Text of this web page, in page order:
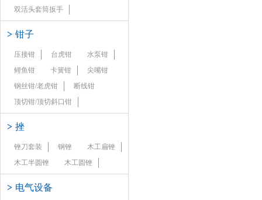
双活头套筒扳手
> 钳子
压接钳 台虎钳
水泵钳
鲤鱼钳
卡簧钳
尖嘴钳
钢丝钳/老虎钳
断线钳
顶切钳/顶切斜口钳
> 挫
锉刀套装 钢锉
木工扁锉
木工半圆锉
木工圆锉
> 电气设备